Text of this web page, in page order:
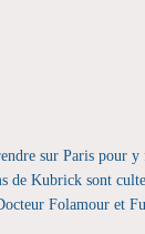
sur Paris pour y
de Kubrick sont
Folamour et